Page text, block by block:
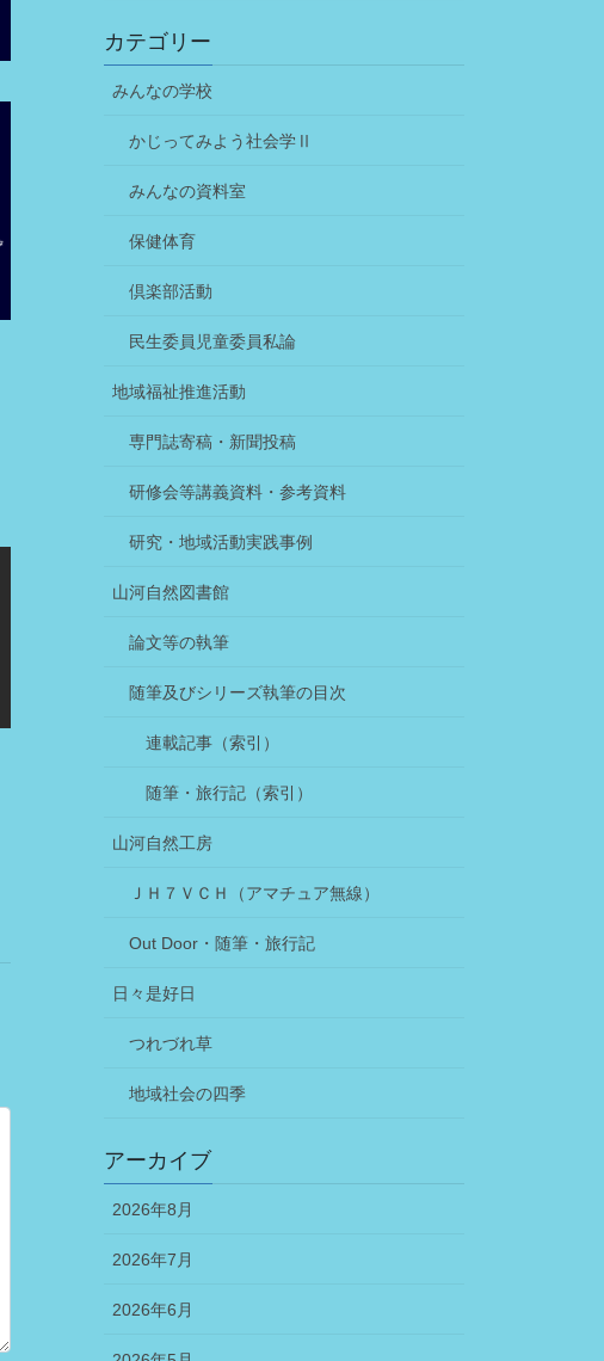
カテゴリー
みんなの学校
かじってみよう社会学Ⅱ
みんなの資料室
保健体育
倶楽部活動
民生委員児童委員私論
地域福祉推進活動
専門誌寄稿・新聞投稿
研修会等講義資料・参考資料
研究・地域活動実践事例
山河自然図書館
論文等の執筆
随筆及びシリーズ執筆の目次
連載記事（索引）
随筆・旅行記（索引）
山河自然工房
ＪＨ７ＶＣＨ（アマチュア無線）
Out Door・随筆・旅行記
日々是好日
つれづれ草
地域社会の四季
アーカイブ
2026年8月
2026年7月
2026年6月